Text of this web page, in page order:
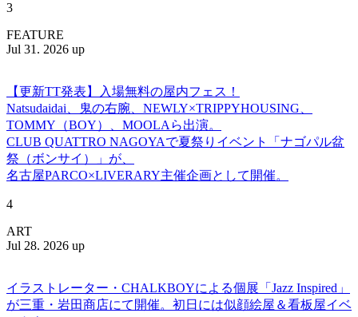
3
FEATURE
Jul 31. 2026 up
【更新TT発表】入場無料の屋内フェス！
Natsudaidai、鬼の右腕、NEWLY×TRIPPYHOUSING、
TOMMY（BOY）、MOOLAら出演。
CLUB QUATTRO NAGOYAで夏祭りイベント「ナゴパル盆
祭（ボンサイ）」が、
名古屋PARCO×LIVERARY主催企画として開催。
4
ART
Jul 28. 2026 up
イラストレーター・CHALKBOYによる個展「Jazz Inspired」
が三重・岩田商店にて開催。初日には似顔絵屋＆看板屋イベ